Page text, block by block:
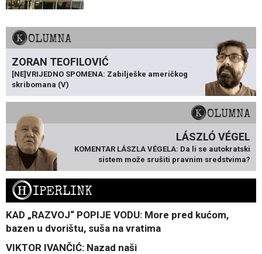
KOLUMNA
ZORAN TEOFILOVIĆ
[NE]VRIJEDNO SPOMENA: Zabilješke američkog
skribomana (V)
KOLUMNA
LÁSZLÓ VÉGEL
KOMENTAR LÁSZLA VÉGELA: Da li se autokratski
sistem može srušiti pravnim sredstvima?
HIPERLINK
KAD „RAZVOJ“ POPIJE VODU: More pred kućom,
bazen u dvorištu, suša na vratima
VIKTOR IVANČIĆ: Nazad naši